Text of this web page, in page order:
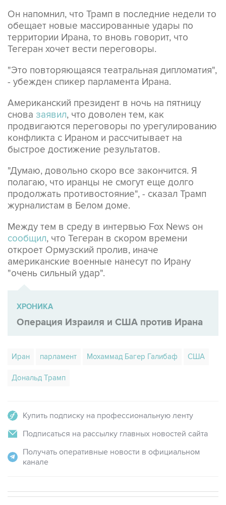
Он напомнил, что Трамп в последние недели то
обещает новые массированные удары по
территории Ирана, то вновь говорит, что
Тегеран хочет вести переговоры.
"Это повторяющаяся театральная дипломатия",
- убежден спикер парламента Ирана.
Американский президент в ночь на пятницу
снова заявил, что доволен тем, как
продвигаются переговоры по урегулированию
конфликта с Ираном и рассчитывает на
быстрое достижение результатов.
"Думаю, довольно скоро все закончится. Я
полагаю, что иранцы не смогут еще долго
продолжать противостояние", - сказал Трамп
журналистам в Белом доме.
Между тем в среду в интервью Fox News он
сообщил, что Тегеран в скором времени
откроет Ормузский пролив, иначе
американские военные нанесут по Ирану
"очень сильный удар".
ХРОНИКА
Операция Израиля и США против Ирана
Иран парламент Мохаммад Багер Галибаф США
Дональд Трамп
Купить подписку на профессиональную ленту
Подписаться на рассылку главных новостей сайта
Получать оперативные новости в официальном
канале